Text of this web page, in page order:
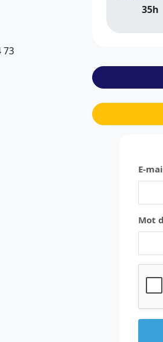
73
35h
E-
Mot